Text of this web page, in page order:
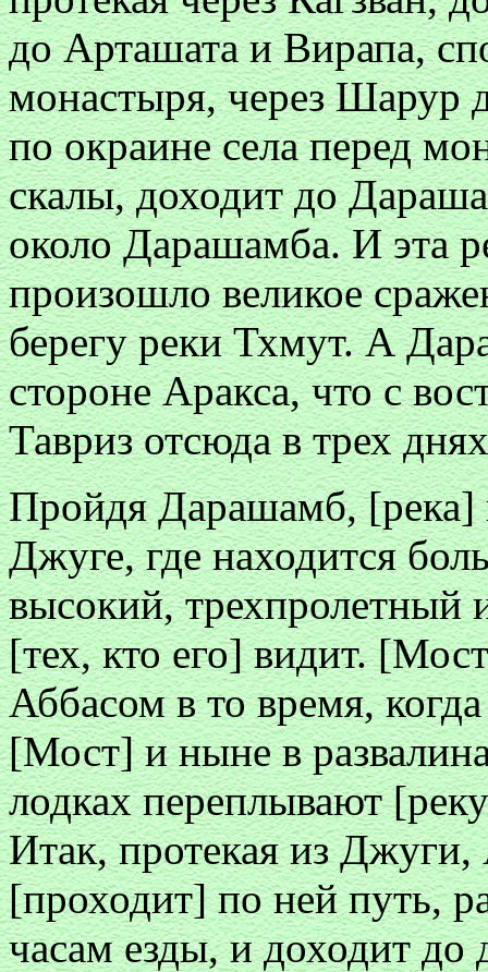
до Арташата и Вирапа,
монастыря, через Шарур
по окраине села перед
скалы, доходит до
около Дарашамба. И эта
произошло великое
берегу реки Тхмут. А
стороне Аракса, что с
Тавриз отсюда в трех
Пройдя Дарашамб, [река]
Джуге, где находится
высокий,
[тех, кто его] видит.
Аббасом в то время,
[Мост] и ныне в
лодках переплывают
Итак, протекая из
[проходит] по ней путь,
часам езды, и доходит